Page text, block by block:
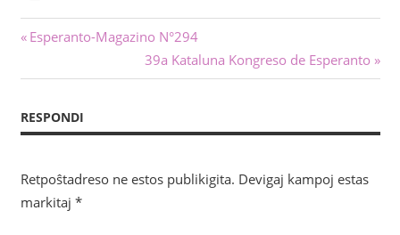
Navigado
tra
afiŝoj
Antaŭa
Esperanto-Magazino N°294
Sekva
afiŝo:
39a Kataluna Kongreso de Esperanto
RESPONDI
Retpoŝtadreso ne estos publikigita. Devigaj kampoj estas
markitaj *